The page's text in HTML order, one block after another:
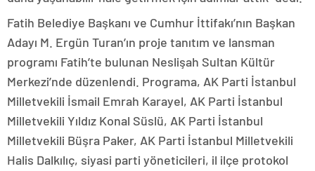
Fatih Belediye Başkanı ve Cumhur İttifakı’nın Başkan
Adayı M. Ergün Turan’ın proje tanıtım ve lansman
programı Fatih’te bulunan Neslişah Sultan Kültür
Merkezi’nde düzenlendi. Programa, AK Parti İstanbul
Milletvekili İsmail Emrah Karayel, AK Parti İstanbul
Milletvekili Yıldız Konal Süslü, AK Parti İstanbul
Milletvekili Büşra Paker, AK Parti İstanbul Milletvekili
Halis Dalkılıç, siyasi parti yöneticileri, il ilçe protokol